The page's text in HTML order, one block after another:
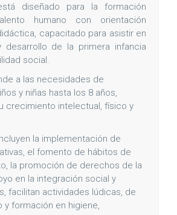
diseñado para la formación
humano con orientación
capacitado para asistir en
desarrollo de la primera infancia
social.
a las necesidades de
y niñas hasta los 8 años,
crecimiento intelectual, físico y
la implementación de
el fomento de hábitos de
la promoción de derechos de la
en la integración social y
facilitan actividades lúdicas, de
y formación en higiene,